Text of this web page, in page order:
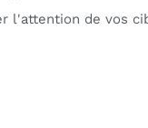
l'attention de vos